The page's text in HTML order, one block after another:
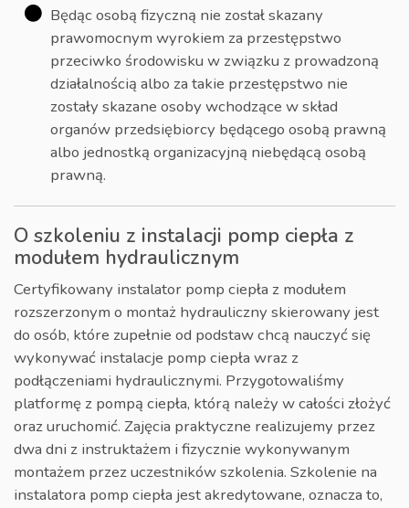
Będąc osobą fizyczną nie został skazany
prawomocnym wyrokiem za przestępstwo
przeciwko środowisku w związku z prowadzoną
działalnością albo za takie przestępstwo nie
zostały skazane osoby wchodzące w skład
organów przedsiębiorcy będącego osobą prawną
albo jednostką organizacyjną niebędącą osobą
prawną.
O szkoleniu z instalacji pomp ciepła z
modułem hydraulicznym
Certyfikowany instalator pomp ciepła z modułem
rozszerzonym o montaż hydrauliczny skierowany jest
do osób, które zupełnie od podstaw chcą nauczyć się
wykonywać instalacje pomp ciepła wraz z
podłączeniami hydraulicznymi. Przygotowaliśmy
platformę z pompą ciepła, którą należy w całości złożyć
oraz uruchomić. Zajęcia praktyczne realizujemy przez
dwa dni z instruktażem i fizycznie wykonywanym
montażem przez uczestników szkolenia. Szkolenie na
instalatora pomp ciepła jest akredytowane, oznacza to,